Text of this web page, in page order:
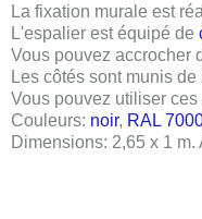
La fixation murale est
L'espalier est équipé de
Vous pouvez accrocher
Les côtés sont munis
Vous pouvez utiliser
Couleurs: noir, RAL
Dimensions: 2,65 x 1 m.